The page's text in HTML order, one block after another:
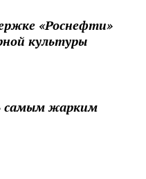
«Роснефти»
культуры
жарким